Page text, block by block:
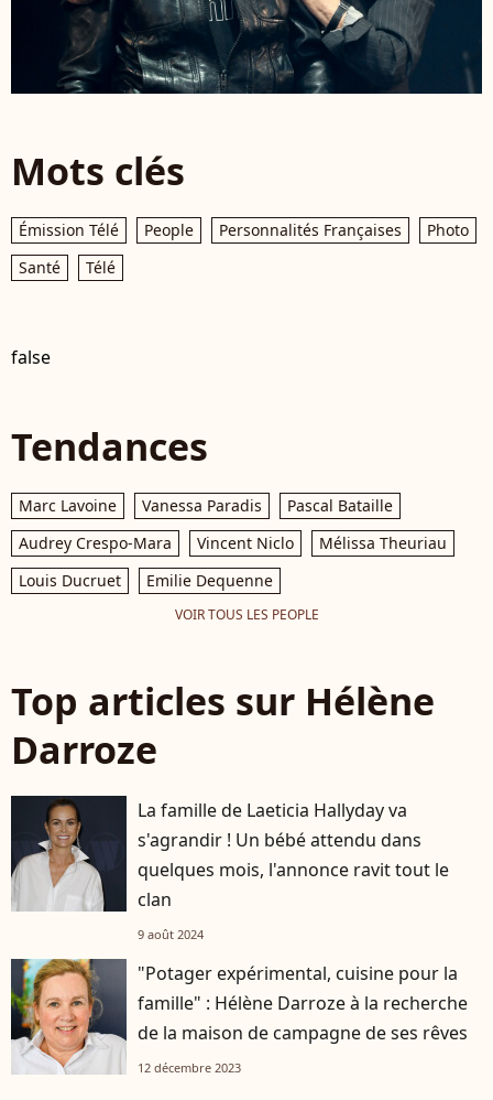
Mots clés
Émission Télé People Personnalités Françaises
Photo
Santé
Télé
false
Tendances
Marc Lavoine Vanessa Paradis
Pascal Bataille
Audrey Crespo-Mara
Vincent Niclo
Mélissa Theuriau
Louis Ducruet
Emilie Dequenne
VOIR TOUS LES PEOPLE
Top articles sur Hélène
Darroze
La famille de Laeticia Hallyday va
s'agrandir ! Un bébé attendu dans
quelques mois, l'annonce ravit tout le
clan
9 août 2024
"Potager expérimental, cuisine pour la
famille" : Hélène Darroze à la recherche
de la maison de campagne de ses rêves
12 décembre 2023